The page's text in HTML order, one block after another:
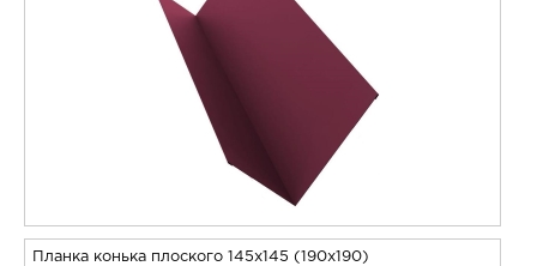
Планка конька плоского 145х145 (190х190)